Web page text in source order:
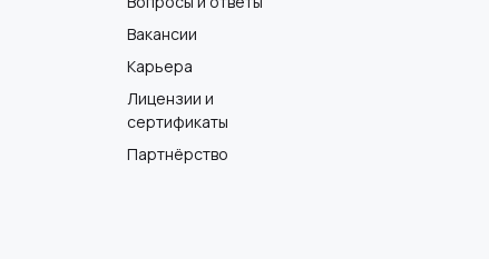
Вакансии
Карьера
Лицензии и
сертификаты
Партнёрство